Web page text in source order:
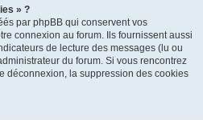
» ?
par phpBB qui conservent vos
connexion au forum. Ils fournissent aussi
de lecture des messages (lu ou
du forum. Si vous rencontrez
déconnexion, la suppression des cookies